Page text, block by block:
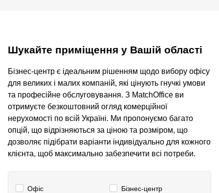
Шукайте приміщення у Вашій області
Бізнес-центр є ідеальним рішенням щодо вибору офісу
для великих і малих компаній, які цінують гнучкі умови
та професійне обслуговування. З MatchOffice ви
отримуєте безкоштовний огляд комерційної
нерухомості по всій Україні. Ми пропонуємо багато
опцій, що відрізняються за ціною та розміром, що
дозволяє підібрати варіанти індивідуально для кожного
клієнта, щоб максимально забезпечити всі потреби.
Офіс Бізнес-центр